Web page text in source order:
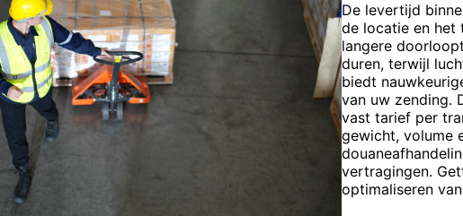
De levertijd
de locatie en het
langere
duren, terwijl
biedt
van uw zending.
vast tarief per
gewicht, volume
vertragingen.
optimaliseren